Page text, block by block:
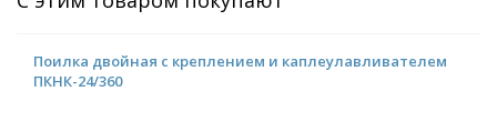
Поилка двойная с креплением и каплеулавливателем
ПКНК-24/360